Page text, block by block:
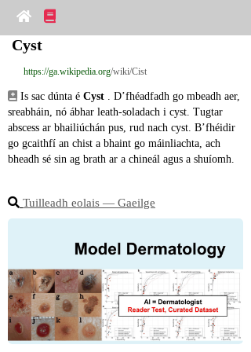
Cyst
https://ga.wikipedia.org/wiki/Cist
Is sac dúnta é Cyst . D’fhéadfadh go mbeadh aer,
sreabháin, nó ábhar leath-soladach i cyst. Tugtar
abscess ar bhailiúchán pus, rud nach cyst. B’fhéidir
go gcaithfí an chist a bhaint go máinliachta, ach
bheadh ​​sé sin ag brath ar a chineál agus a shuíomh.
Tuilleadh eolais ― Gaeilge